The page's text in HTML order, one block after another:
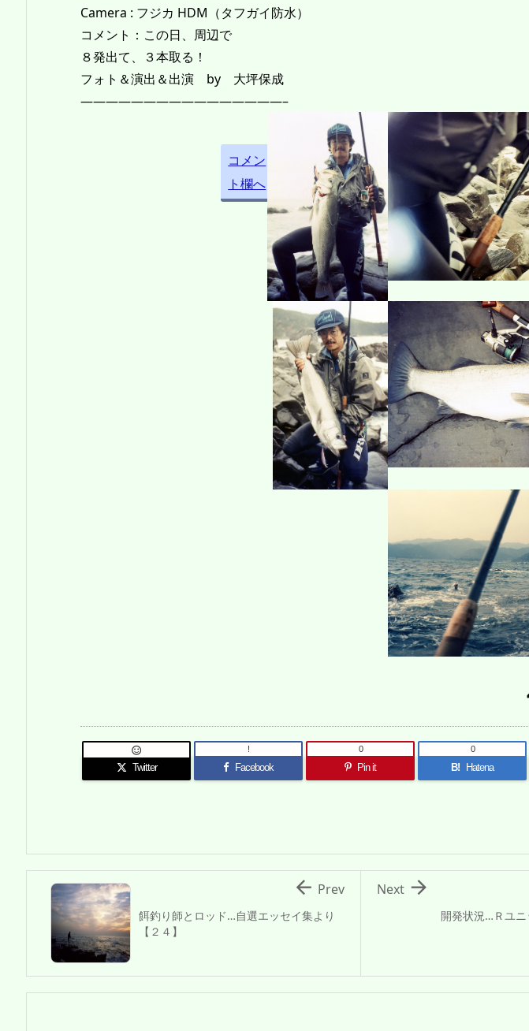
Camera : フジカ HDM（タフガイ防水）
コメント：この日、周辺で
８発出て、３本取る！
フォト＆演出＆出演 by 大坪保成
————————————————–
コメン
ト欄へ
Twitter

Facebook
!
Pin it
0
B! Hatena
0
開発状況…Ｒユ

Next
餌釣り師とロッド…自選エッセイ集より
【２４】
 Prev